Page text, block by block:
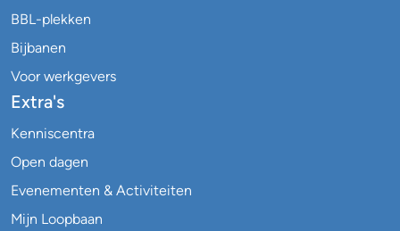
BBL-plekken
Bijbanen
Voor werkgevers
Extra's
Kenniscentra
Open dagen
Evenementen & Activiteiten
Mijn Loopbaan